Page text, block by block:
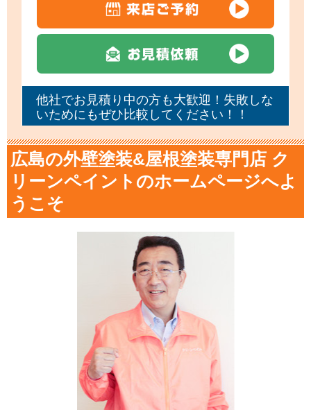
他社でお見積り中の方も大歓迎！失敗しな
いためにもぜひ比較してください！！
広島の外壁塗装&屋根塗装専門店 ク
リーンペイントのホームページへよ
うこそ